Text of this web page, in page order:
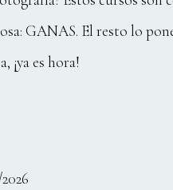
GANAS. El resto lo
¡ya es hora!